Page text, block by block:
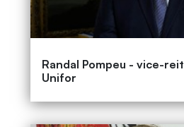
Randal Pompeu - vice-
Unifor